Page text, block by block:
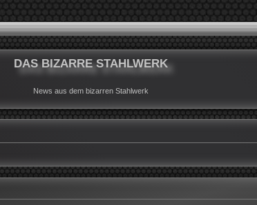
DAS BIZARRE STAHLWERK
News aus dem bizarren Stahlwerk